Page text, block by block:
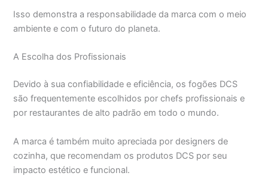
Isso demonstra a responsabilidade da marca com o meio
ambiente e com o futuro do planeta.
A Escolha dos Profissionais
Devido à sua confiabilidade e eficiência, os fogões DCS
são frequentemente escolhidos por chefs profissionais e
por restaurantes de alto padrão em todo o mundo.
A marca é também muito apreciada por designers de
cozinha, que recomendam os produtos DCS por seu
impacto estético e funcional.